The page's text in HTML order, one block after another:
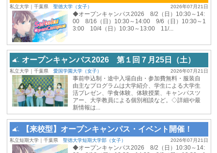
2026年07月21日
私立大学｜千葉県 聖徳大学（女子）
◆オープンキャンパス2026 8/2（日）10:30～14:
00 8/16（日）10:30～14:00 9/6（日）10:30～1
3:00 10/4（日）10:30～13:00 11/...
オープンキャンパス2026 第１回７月25日（土）
2026年07月21日
私立大学｜千葉県 愛国学園大学（女子）
事前申込制・途中入場自由・参加費無料・服装自
由主なプログラムは大学紹介、学生による大学生
活プレゼン、学食体験、体験授業、キャンパスツ
アー、大学教員による個別相談など。◇詳細や最
新情報は...
【来校型】オープンキャンパス・イベント開催！
2026年07月21日
私立短期大学｜千葉県 聖徳大学短期大学部（女子）
◆オープンキャンパス2026 8/2（日）10:30～14: